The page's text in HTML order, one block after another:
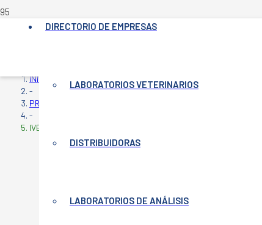
DIRECTORIO DE EMPRESAS
LABORATORIOS VETERINARIOS
DISTRIBUIDORAS
LABORATORIOS DE ANÁLISIS
INICIO
-
PRODUCTOS VETERINARIOS
-
IVERMEK